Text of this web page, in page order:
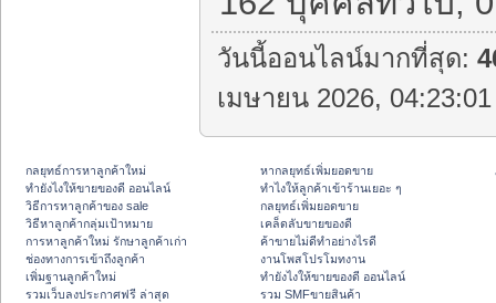
วันนี้ออนไลน์มากที่สุด:
เมษายน 2026,
กลยุทธ์การหาลูกค้าใหม่
ทํายังไงให้ขายของดี ออนไลน์
วิธีการหาลูกค้าของ sale
วิธีหาลูกค้ากลุ่มเป้าหมาย
การหาลูกค้าใหม่ รักษาลูกค้าเก่า
ช่องทางการเข้าถึงลูกค้า
เพิ่มฐานลูกค้าใหม่
รวมเว็บลงประกาศฟรี ล่าสุด
หากลยุทธ์เพิ่มยอดขาย
ทําไงให้ลูกค้าเข้าร้านเยอะ ๆ
กลยุทธ์เพิ่มยอดขาย
เคล็ดลับขายของดี
ค้าขายไม่ดีทำอย่างไรดี
งานโพสโปรโมทงาน
ทํายังไงให้ขายของดี ออนไลน์
รวม SMFขายสินค้า